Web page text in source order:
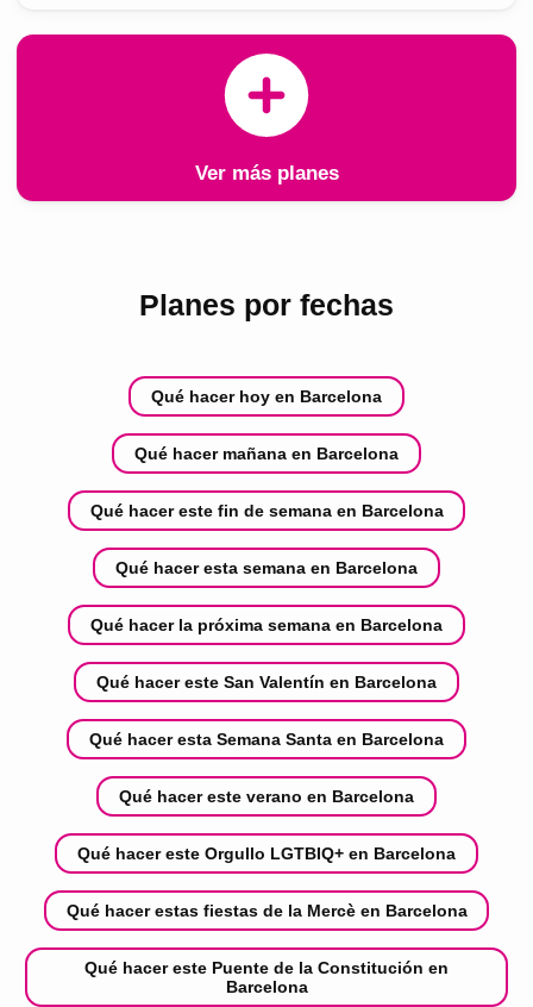
Ver más planes
Planes por fechas
Qué hacer hoy en Barcelona
Qué hacer mañana en Barcelona
Qué hacer este fin de semana en Barcelona
Qué hacer esta semana en Barcelona
Qué hacer la próxima semana en Barcelona
Qué hacer este San Valentín en Barcelona
Qué hacer esta Semana Santa en Barcelona
Qué hacer este verano en Barcelona
Qué hacer este Orgullo LGTBIQ+ en Barcelona
Qué hacer estas fiestas de la Mercè en Barcelona
Qué hacer este Puente de la Constitución en
Barcelona